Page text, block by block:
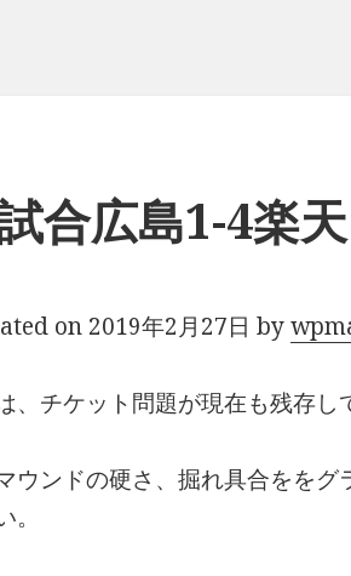
合広島1-4楽天
on 2019年2月27日 by
、チケット問題が現在も残存し
ウンドの硬さ、掘れ具合ををグ